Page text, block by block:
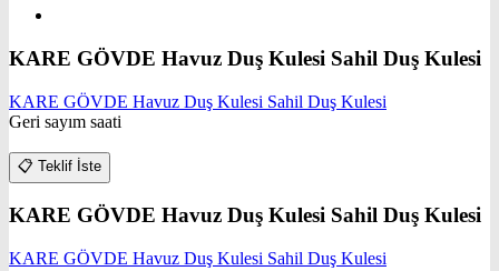
KARE GÖVDE Havuz Duş Kulesi Sahil Duş Kulesi
KARE GÖVDE Havuz Duş Kulesi Sahil Duş Kulesi
Geri sayım saati
📋 Teklif İste
KARE GÖVDE Havuz Duş Kulesi Sahil Duş Kulesi
KARE GÖVDE Havuz Duş Kulesi Sahil Duş Kulesi